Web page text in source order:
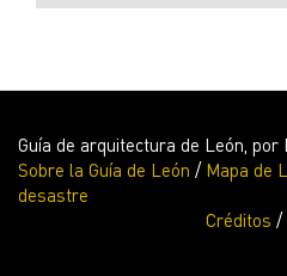
Guía de arquitectura de León, por
Sobre la Guía de León / Mapa de
desastre
Créditos /